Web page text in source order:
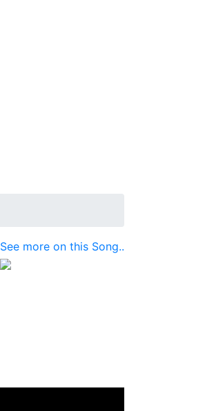
See more on this Song..